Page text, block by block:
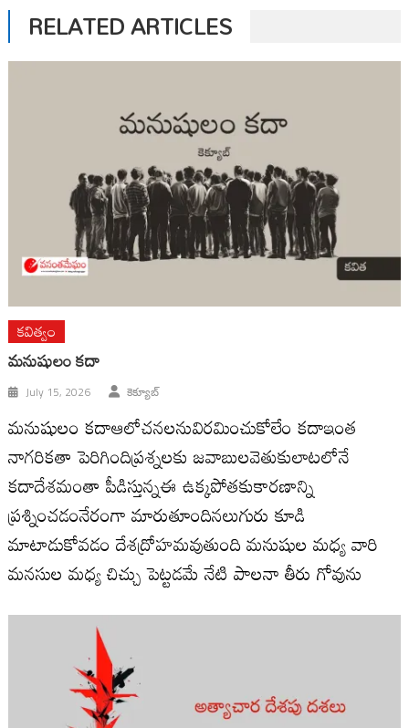
RELATED ARTICLES
కవిత్వం
మనుషులం కదా
July 15, 2026 కెక్యూబ్
మనుషులం కదాఆలోచనలనువిరమించుకోలేం కదాఇంత
నాగరికతా పెరిగిందిప్రశ్నలకు జవాబులవెతుకులాటలోనే
కదాదేశమంతా పీడిస్తున్నఈ ఉక్కపోతకుకారణాన్ని
ప్రశ్నించడంనేరంగా మారుతూందినలుగురు కూడి
మాటాడుకోవడం దేశద్రోహమవుతుంది మనుషుల మధ్య వారి
మనసుల మధ్య చిచ్చు పెట్టడమే నేటి పాలనా తీరు గోవును